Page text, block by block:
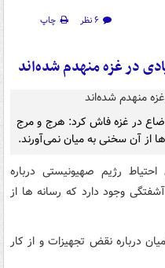
۶ نظر
چاپ
در غزه منهدم شده‌اند
در غزه فاش کرد: هرج و مرج
از آن سخنی به میان نمی‌آورند.
رژیم صهیونیستی درباره
وجود دارد که رسانه ها از
درباره نقض تجهیزات و از کار